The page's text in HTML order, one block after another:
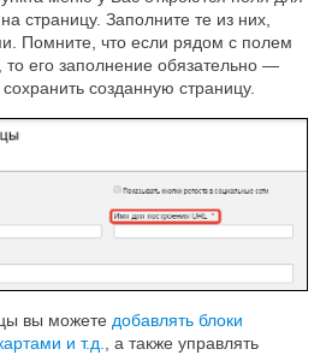
страницу. Заполните те из них,
Помните, что если рядом с полем
то его заполнение обязательно —
созданную страницу.
вы можете добавлять блоки
и т.д., а также управлять